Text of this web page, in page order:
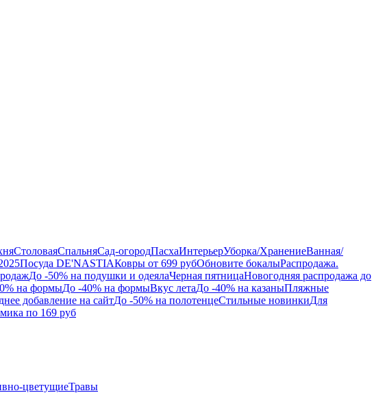
СтоловаяСпальняСад-огородПасхаИнтерьерУборка/ХранениеВанная/
Посуда DE'NASTIAКовры от 699 рубОбновите бокалыРаспродажа.
До -50% на подушки и одеялаЧерная пятницаНовогодняя распродажа до
на формыДо -40% на формыВкус летаДо -40% на казаныПляжные
добавление на сайтДо -50% на полотенцеСтильные новинкиДля
по 169 руб
цветущиеТравы